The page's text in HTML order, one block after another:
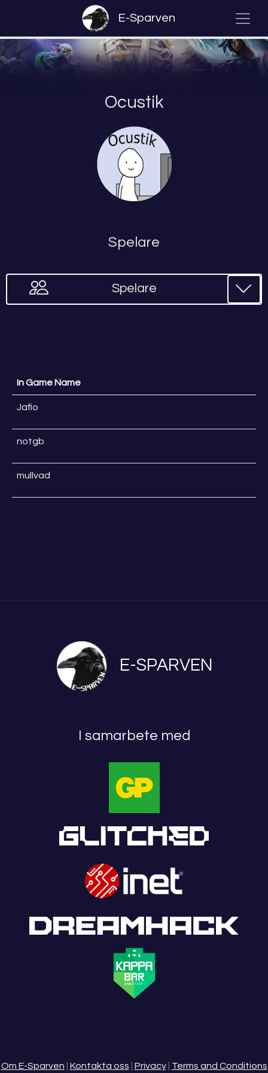
E-Sparven
Ocustik
Spelare
Spelare
In Game Name
Jafio
notgb
mullvad
E-SPARVEN
I samarbete med
Om E-Sparven Kontakta oss Privacy| Terms and Conditions